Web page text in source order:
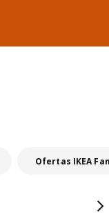
Ofertas IKEA